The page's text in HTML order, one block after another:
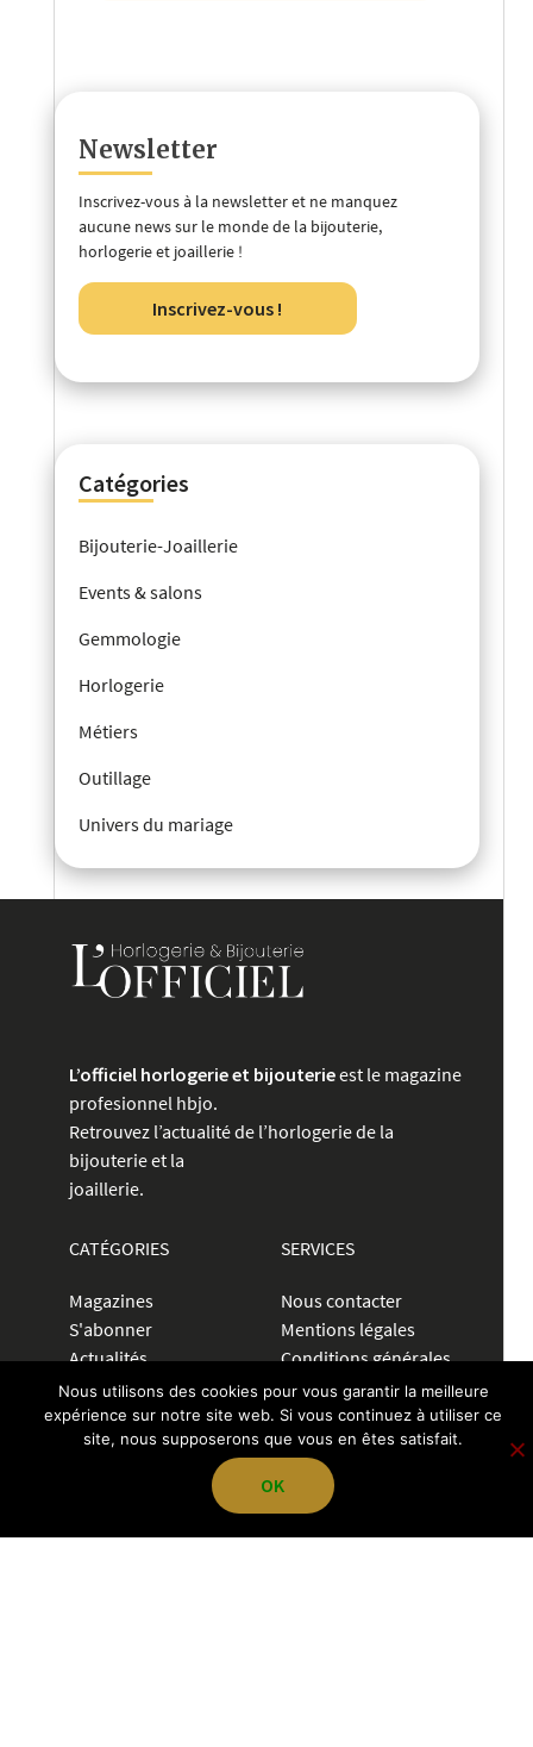
Newsletter
Inscrivez-vous à la newsletter et ne manquez
aucune news sur le monde de la bijouterie,
horlogerie et joaillerie !
Inscrivez-vous !
Catégories
Bijouterie-Joaillerie
Events & salons
Gemmologie
Horlogerie
Métiers
Outillage
Univers du mariage
L’officiel horlogerie et bijouterieest le magazine
profesionnel hbjo.
Retrouvez l’actualité de l’horlogerie de la
bijouterie et la
joaillerie.
CATÉGORIES
Magazines
S'abonner
Actualités
Petites
annonces
Communiquer
SERVICES
Nous contacter
Mentions légales
Conditions générales
Politique de
confidentialité
CRÉER UNE ANNONCE
Nous utilisons des cookies pour vous garantir la meilleure
expérience sur notre site web. Si vous continuez à utiliser ce
site, nous supposerons que vous en êtes satisfait.
OK